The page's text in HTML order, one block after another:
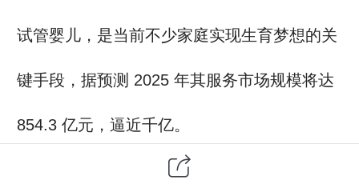
试管婴儿 ，是当前不少家庭实现生育梦想的关
键手段，据预测 2025 年其服务市场规模将达
854.3 亿元，逼近千亿。